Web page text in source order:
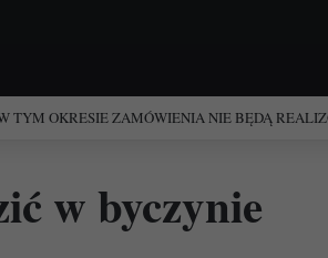
kościołach Francji.
w byczynie